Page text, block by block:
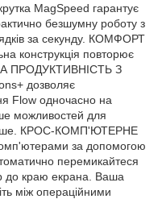
MagSpeed гарантує
безшумну роботу з
за секунду. КОМФОРТ
конструкція повторює
ПРОДУКТИВНІСТЬ З
дозволяє
Flow одночасно на
можливостей для
КРОС-КОМП'ЮТЕРНЕ
за допомогою
перемикайтеся
до краю екрана. Ваша
між операційними